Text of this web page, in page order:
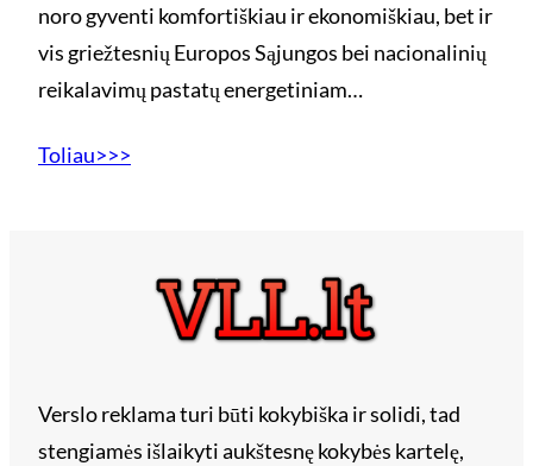
noro gyventi komfortiškiau ir ekonomiškiau, bet ir
vis griežtesnių Europos Sąjungos bei nacionalinių
reikalavimų pastatų energetiniam…
Toliau>>>
Verslo reklama turi būti kokybiška ir solidi, tad
stengiamės išlaikyti aukštesnę kokybės kartelę,